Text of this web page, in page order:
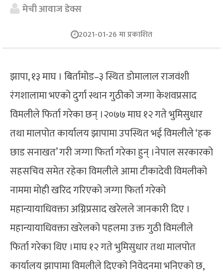
मेची आवाज डेक्स
2021-01-26 मा प्रकाशित
झापा, १३ माघ । बिर्तामोड–३ स्थित डोमालाल राजवंशी
रंगशालामा भएको दुर्गा स्थान गुठीको जग्गा केशवप्रसाद
विमलीले फिर्ता गरेका छन् ।२०७७ माघ १२ गते भुमिसुधार
तथा मालपोत कार्यालय झापामा उपस्थित भई विमलीले ‘हक
छाड सनाखत’ गरी जग्गा फिर्ता गरेका हुन् ।नेपाल सरकारको
सहसचिव समेत रहेका विमलीले आमा टीकादेवी विमलीको
नाममा मोही खरिद गरिएको जग्गा फिर्ता गरेको
महान्यायाधिवक्ता अग्निप्रसाद खरेलले जानकारी दिए ।
महान्यायाधिवक्ता खरेलको पहलमा उक्त गुठी विमलीले
फिर्ता गरेका थिए ।माघ १२ गते भुमिसुधार तथा मालपोत
कार्यालय झापामा विमलीले दिएको निवेदनमा भनिएको छ,